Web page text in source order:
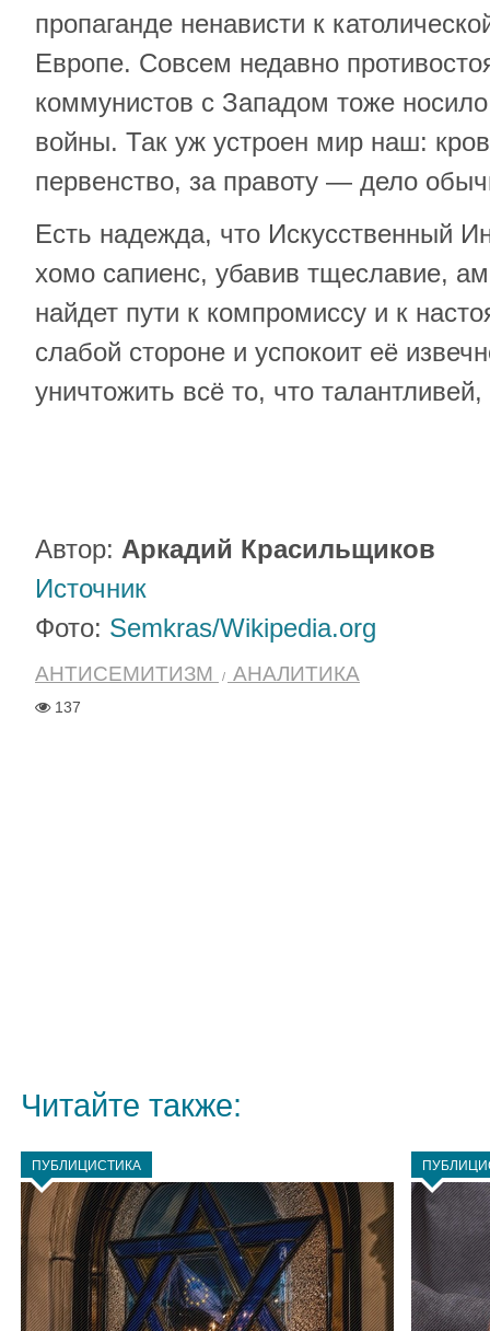
пропаганде ненависти к
Европе. Совсем недавно
коммунистов с Западом тоже носило
войны. Так уж устроен мир наш:
первенство, за правоту — дело
Есть надежда, что Искусственный
хомо сапиенс, убавив тщеславие,
найдет пути к компромиссу и к
слабой стороне и успокоит её
уничтожить всё то, что
Автор: Аркадий Красильщиков
Источник
Фото: Semkras/Wikipedia.org
АНТИСЕМИТИЗМ АНАЛИТИКА
137
Читайте также:
ПУБЛИЦИСТИКА